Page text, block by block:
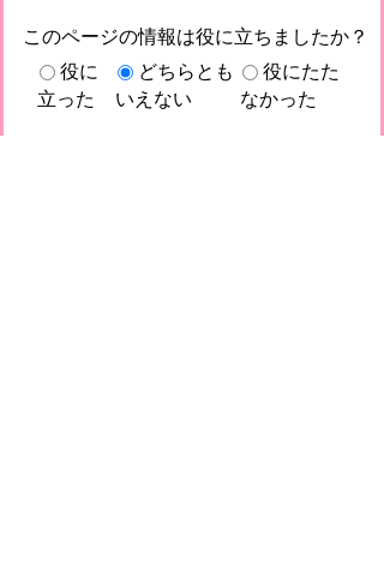
このページの情報は役に立ちましたか？
役に
立った
どちらとも
いえない
役にたた
なかった